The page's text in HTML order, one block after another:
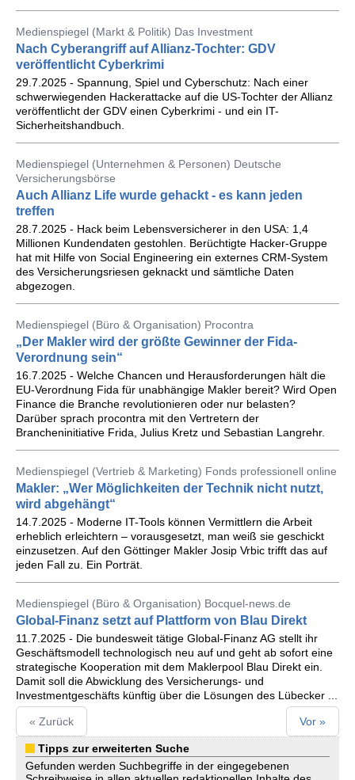
Medienspiegel (Markt & Politik) Das Investment
Nach Cyberangriff auf Allianz-Tochter: GDV
veröffentlicht Cyberkrimi
29.7.2025 - Spannung, Spiel und Cyberschutz: Nach einer
schwerwiegenden Hackerattacke auf die US-Tochter der Allianz
veröffentlicht der GDV einen Cyberkrimi - und ein IT-
Sicherheitshandbuch.
Medienspiegel (Unternehmen & Personen) Deutsche
Versicherungsbörse
Auch Allianz Life wurde gehackt - es kann jeden
treffen
28.7.2025 - Hack beim Lebensversicherer in den USA: 1,4
Millionen Kundendaten gestohlen. Berüchtigte Hacker-Gruppe
hat mit Hilfe von Social Engineering ein externes CRM-System
des Versicherungsriesen geknackt und sämtliche Daten
abgezogen.
Medienspiegel (Büro & Organisation) Procontra
„Der Makler wird der größte Gewinner der Fida-
Verordnung sein“
16.7.2025 - Welche Chancen und Herausforderungen hält die
EU-Verordnung Fida für unabhängige Makler bereit? Wird Open
Finance die Branche revolutionieren oder nur belasten?
Darüber sprach procontra mit den Vertretern der
Brancheninitiative Frida, Julius Kretz und Sebastian Langrehr.
Medienspiegel (Vertrieb & Marketing) Fonds professionell online
Makler: „Wer Möglichkeiten der Technik nicht nutzt,
wird abgehängt“
14.7.2025 - Moderne IT-Tools können Vermittlern die Arbeit
erheblich erleichtern – vorausgesetzt, man weiß sie geschickt
einzusetzen. Auf den Göttinger Makler Josip Vrbic trifft das auf
jeden Fall zu. Ein Porträt.
Medienspiegel (Büro & Organisation) Bocquel-news.de
Global-Finanz setzt auf Plattform von Blau Direkt
11.7.2025 - Die bundesweit tätige Global-Finanz AG stellt ihr
Geschäftsmodell technologisch neu auf und geht ab sofort eine
strategische Kooperation mit dem Maklerpool Blau Direkt ein.
Damit soll die Abwicklung des Versicherungs- und
Investmentgeschäfts künftig über die Lösungen des Lübecker ...
« Zurück Vor »
Tipps zur erweiterten Suche
Gefunden werden Suchbegriffe in der eingegebenen